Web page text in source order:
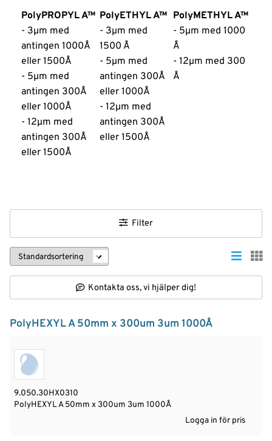
PolyPROPYL A™
- 3µm med
antingen 1000Å
eller 1500Å
- 5µm med
antingen 300Å
eller 1000Å
- 12µm med
antingen 300Å
eller 1500Å
PolyETHYL A™
- 3µm med
1500 Å
- 5µm med
antingen 300Å
eller 1000Å
- 12µm med
antingen 300Å
eller 1500Å
PolyMETHYL A™
- 5µm med 1000
Å
- 12µm med 300
Å
Filter
PolyHEXYL A 50mm x 300um 3um 1000Å
9.050.30HX0310
PolyHEXYL A 50mm x 300um 3um 1000Å
Logga in för pris
Kontakta oss, vi hjälper dig!